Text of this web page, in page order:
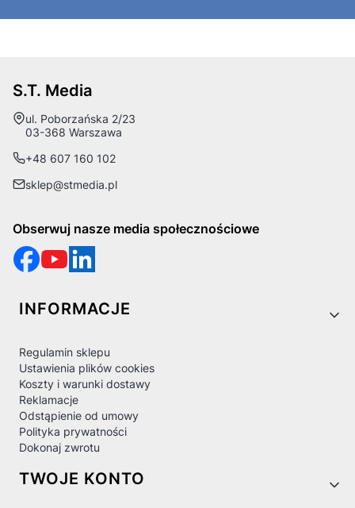
S.T. Media
Adres:
ul. Poborzańska 2/23
03-368 Warszawa
+48 607 160 102
sklep@stmedia.pl
Obserwuj nasze media społecznościowe
Linki w stopce
INFORMACJE
Regulamin sklepu
Ustawienia plików cookies
Koszty i warunki dostawy
Reklamacje
Odstąpienie od umowy
Polityka prywatności
Dokonaj zwrotu
TWOJE KONTO